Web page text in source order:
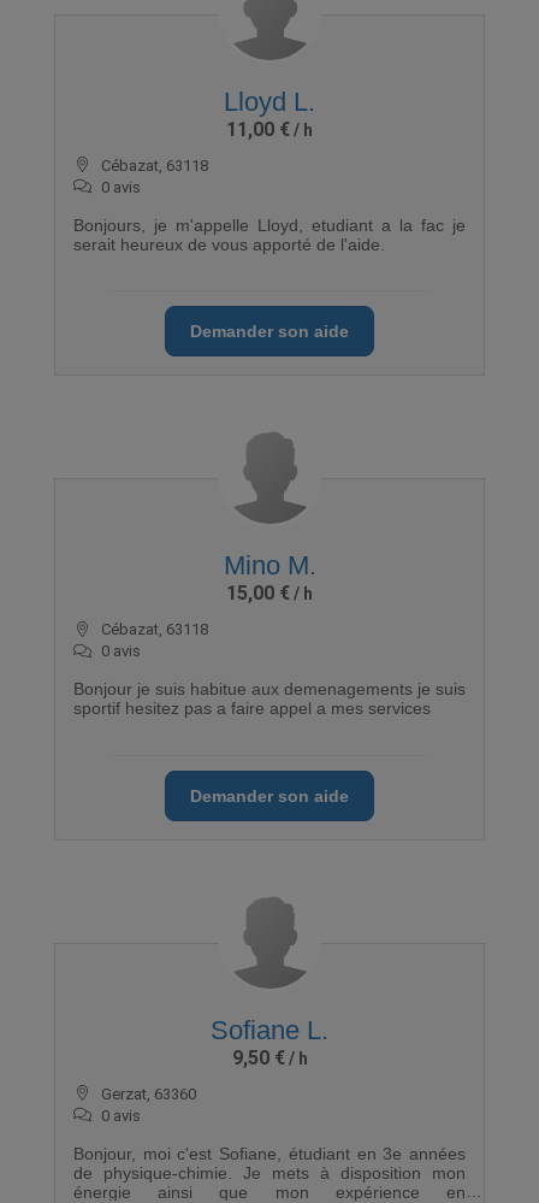
Lloyd L.
11,00 €
Cébazat, 63118
0 avis
Bonjours, je m'appelle Lloyd, etudiant a la fac je
serait heureux de vous apporté de l'aide.
Demander son aide
Mino M.
15,00 €
Cébazat, 63118
0 avis
Bonjour je suis habitue aux demenagements je suis
sportif hesitez pas a faire appel a mes services
Demander son aide
Sofiane L.
9,50 €
Gerzat, 63360
0 avis
Bonjour, moi c'est Sofiane, étudiant en 3e années
de physique-chimie. Je mets à disposition mon
énergie ainsi que mon expérience en